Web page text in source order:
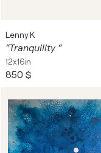
Lenny K
“Tranquility “
12x16in
850 $